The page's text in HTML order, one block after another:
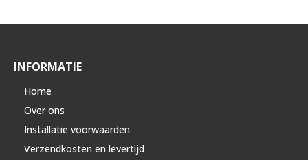
INFORMATIE
Home
Over ons
Installatie voorwaarden
Verzendkosten en levertijd